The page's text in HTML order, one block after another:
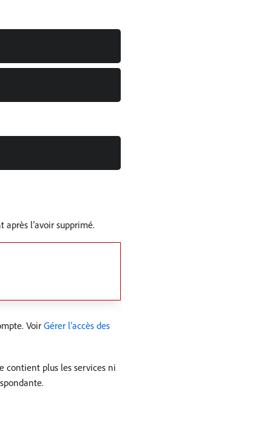
l’avoir supprimé.
Voir Gérer l’accès des
contient plus les services ni